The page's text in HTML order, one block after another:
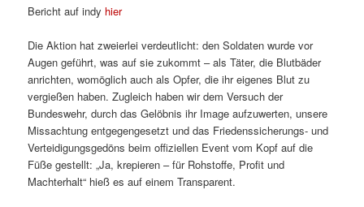
Bericht auf indy hier
Die Aktion hat zweierlei verdeutlicht: den Soldaten wurde vor
Augen geführt, was auf sie zukommt – als Täter, die Blutbäder
anrichten, womöglich auch als Opfer, die ihr eigenes Blut zu
vergießen haben. Zugleich haben wir dem Versuch der
Bundeswehr, durch das Gelöbnis ihr Image aufzuwerten, unsere
Missachtung entgegengesetzt und das Friedenssicherungs- und
Verteidigungsgedöns beim offiziellen Event vom Kopf auf die
Füße gestellt: „Ja, krepieren – für Rohstoffe, Profit und
Machterhalt“ hieß es auf einem Transparent.